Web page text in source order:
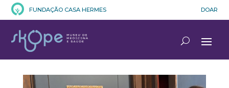
FUNDAÇÃO CASA HERMES DOAR